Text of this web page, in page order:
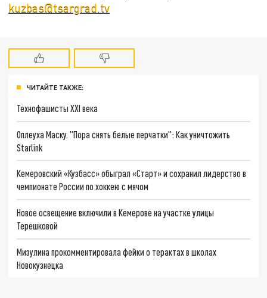
kuzbas@tsargrad.tv
ЧИТАЙТЕ ТАКЖЕ:
Технофашисты XXI века
Оплеуха Маску. "Пора снять белые перчатки": Как уничтожить
Starlink
Кемеровский «Кузбасс» обыграл «Старт» и сохранил лидерство в
чемпионате России по хоккею с мячом
Новое освещение включили в Кемерове на участке улицы
Терешковой
Мизулина прокомментировала фейки о терактах в школах
Новокузнецка